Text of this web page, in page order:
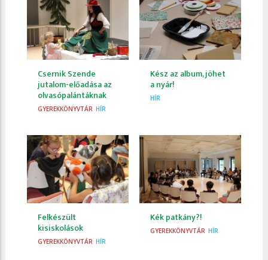
Csernik Szende
jutalom-előadása az
olvasópalántáknak
GYEREKKÖNYVTÁR HÍR
Kész az album, jöhet
a nyár!
HÍR
Felkészült
kisiskolások
GYEREKKÖNYVTÁR HÍR
Kék patkány?!
GYEREKKÖNYVTÁR HÍR